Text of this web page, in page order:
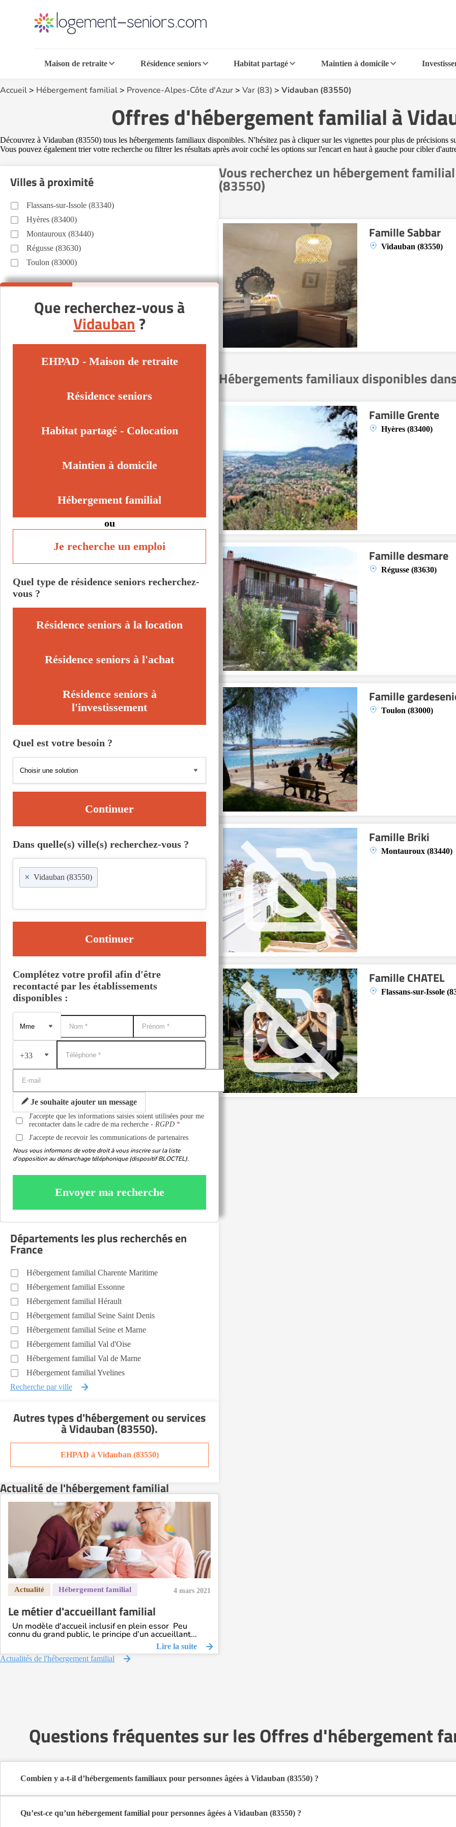
Maison de retraite Résidence seniors Habitat partagé Maintien à domicile
Accueil> Hébergement familial> Provence-Alpes-Côte d'Azur> Var (83) > Vidauban (83550)
Offres d'hébergement familial à
Découvrez à Vidauban (83550) tous les hébergements familiaux disponibles. N'hésitez pas à cliquer sur les vignettes pour plus de précisions
Vous pouvez également trier votre recherche ou filtrer les résultats après avoir coché les options sur l'encart en haut à gauche pour cibler
Vous recherchez un hébergement
(83550)
Famille Sabbar
Vidauban (83550)
Hébergements familiaux disponibles
Famille Grente
Hyères (83400)
Famille desmare
Régusse (83630)
Famille
Toulon (83000)
Famille Briki
Montauroux (83440)
Famille CHATEL
Flassans-sur-Issole
Villes à proximité
Flassans-sur-Issole (83340)
Hyères (83400)
Montauroux (83440)
Régusse (83630)
Toulon (83000)
Que recherchez-vous à
Vidauban ?
EHPAD - Maison de retraite
Résidence seniors
Habitat partagé - Colocation
Maintien à domicile
Hébergement familial
ou
Je recherche un emploi
Quel type de résidence seniors recherchez-
vous ?
Résidence seniors à la location
Résidence seniors à l'achat
Résidence seniors à
l'investissement
Quel est votre besoin ?
Continuer
Dans quelle(s) ville(s) recherchez-vous ?
× Vidauban (83550)
Continuer
Complétez votre profil afin d'être
recontacté par les établissements
disponibles :
+33
Je souhaite ajouter un message
J'accepte que les informations saisies soient utilisées pour me
recontacter dans le cadre de ma recherche -RGPD
J'accepte de recevoir les communications de partenaires
Nous vous informons de votre droit à vous inscrire sur la liste
d'opposition au démarchage téléphonique (dispositif BLOCTEL).
Envoyer ma recherche
Départements les plus recherchés en
France
Hébergement familial Charente Maritime
Hébergement familial Essonne
Hébergement familial Hérault
Hébergement familial Seine Saint Denis
Hébergement familial Seine et Marne
Hébergement familial Val d'Oise
Hébergement familial Val de Marne
Hébergement familial Yvelines
Recherche par ville
Autres types d'hébergement ou services
à Vidauban (83550).
EHPAD à Vidauban (83550)
Actualité de l'hébergement familial
4 mars 2021
Le métier d'accueillant familial
Un modèle d'accueil inclusif en plein essor Peu
connu du grand public, le principe d’un accueillant...
Lire la suite
Actualités de l'hébergement familial
Questions fréquentes sur les Offres d'hébergement
Combien y a-t-il d’hébergements familiaux pour personnes âgées à Vidauban (83550) ?
Ces structures offrent un cadre de vie chaleureux et sécurisant, idéal pour les seniors souhaitant vivre dans un environnement plus intime
Qu’est-ce qu’un hébergement familial pour personnes âgées à Vidauban (83550) ?